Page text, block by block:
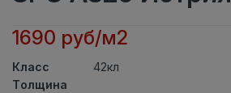
1690 руб/м2
Класс
42кл
Толщина